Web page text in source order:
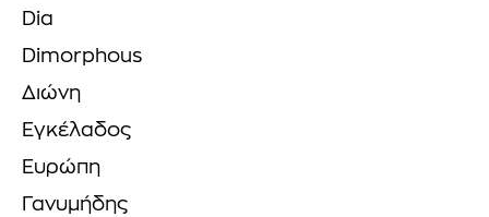
Dia
Dimorphous
Διώνη
Εγκέλαδος
Ευρώπη
Γανυμήδης